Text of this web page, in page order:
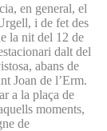
en general, el
i de fet des
la nit del 12 de
dalt del
abans de
Joan de l’Erm.
a la plaça de
moments,
de